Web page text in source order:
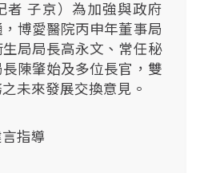
者 子京）為加強與政府
博愛醫院丙申年董事局
局局長高永文、常任秘
陳肇始及多位長官，雙
未來發展交換意見。
指導